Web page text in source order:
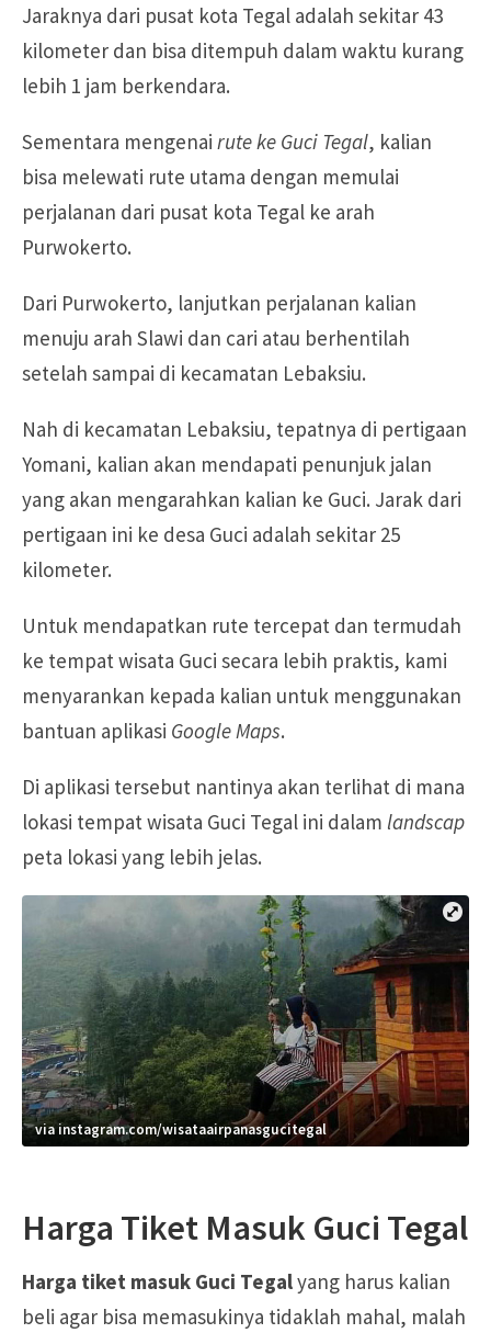
Jaraknya dari pusat kota Tegal adalah sekitar 43
kilometer dan bisa ditempuh dalam waktu kurang
lebih 1 jam berkendara.
Sementara mengenai rute ke Guci Tegal, kalian
bisa melewati rute utama dengan memulai
perjalanan dari pusat kota Tegal ke arah
Purwokerto.
Dari Purwokerto, lanjutkan perjalanan kalian
menuju arah Slawi dan cari atau berhentilah
setelah sampai di kecamatan Lebaksiu.
Nah di kecamatan Lebaksiu, tepatnya di pertigaan
Yomani, kalian akan mendapati penunjuk jalan
yang akan mengarahkan kalian ke Guci. Jarak dari
pertigaan ini ke desa Guci adalah sekitar 25
kilometer.
Untuk mendapatkan rute tercepat dan termudah
ke tempat wisata Guci secara lebih praktis, kami
menyarankan kepada kalian untuk menggunakan
bantuan aplikasi Google Maps.
Di aplikasi tersebut nantinya akan terlihat di mana
lokasi tempat wisata Guci Tegal ini dalam landscap
peta lokasi yang lebih jelas.
via instagram.com/wisataairpanasgucitegal
Harga Tiket Masuk Guci Tegal
Harga tiket masuk Guci Tegalyang harus kalian
beli agar bisa memasukinya tidaklah mahal, malah